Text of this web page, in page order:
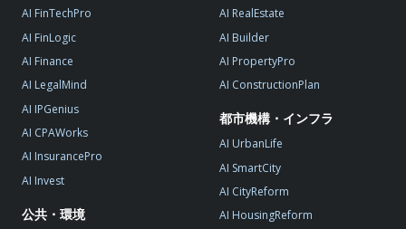
AI FinTechPro
AI FinLogic
AI Finance
AI LegalMind
AI IPGenius
AI CPAWorks
AI InsurancePro
AI Invest
公共・環境
AI RealEstate
AI Builder
AI PropertyPro
AI ConstructionPlan
都市機構・インフラ
AI UrbanLife
AI SmartCity
AI CityReform
AI HousingReform